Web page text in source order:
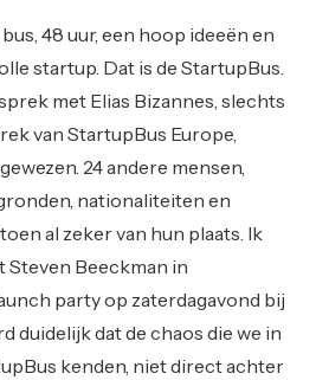
bus, 48 uur, een hoop ideeën en
startup. Dat is de StartupBus.
met Elias Bizannes, slechts
van StartupBus Europe,
24 andere mensen,
nationaliteiten en
al zeker van hun plaats. Ik
Steven Beeckman in
party op zaterdagavond bij
duidelijk dat de chaos die we in
kenden, niet direct achter